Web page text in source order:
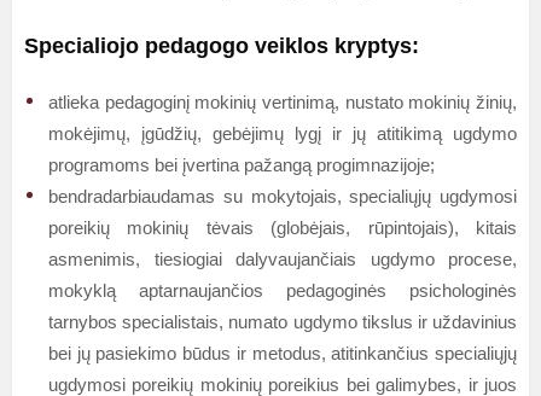
Specialiojo pedagogo veiklos kryptys:
atlieka pedagoginį mokinių vertinimą, nustato mokinių žinių,
mokėjimų, įgūdžių, gebėjimų lygį ir jų atitikimą ugdymo
programoms bei įvertina pažangą progimnazijoje;
bendradarbiaudamas su mokytojais, specialiųjų ugdymosi
poreikių mokinių tėvais (globėjais, rūpintojais), kitais
asmenimis, tiesiogiai dalyvaujančiais ugdymo procese,
mokyklą aptarnaujančios pedagoginės psichologinės
tarnybos specialistais, numato ugdymo tikslus ir uždavinius
bei jų pasiekimo būdus ir metodus, atitinkančius specialiųjų
ugdymosi poreikių mokinių poreikius bei galimybes, ir juos